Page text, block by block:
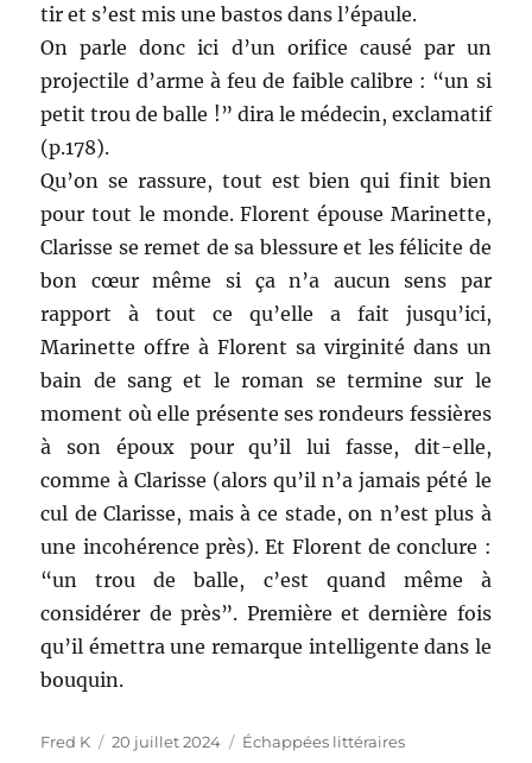
tir et s’est mis une bastos dans l’épaule.
On parle donc ici d’un orifice causé par un
projectile d’arme à feu de faible calibre : “un si
petit trou de balle !” dira le médecin, exclamatif
(p.178).
Qu’on se rassure, tout est bien qui finit bien
pour tout le monde. Florent épouse Marinette,
Clarisse se remet de sa blessure et les félicite de
bon cœur même si ça n’a aucun sens par
rapport à tout ce qu’elle a fait jusqu’ici,
Marinette offre à Florent sa virginité dans un
bain de sang et le roman se termine sur le
moment où elle présente ses rondeurs fessières
à son époux pour qu’il lui fasse, dit-elle,
comme à Clarisse (alors qu’il n’a jamais pété le
cul de Clarisse, mais à ce stade, on n’est plus à
une incohérence près). Et Florent de conclure :
“un trou de balle, c’est quand même à
considérer de près”. Première et dernière fois
qu’il émettra une remarque intelligente dans le
bouquin.
Auteur
Fred K
Publié
20 juillet 2024 Catégories
Échappées littéraires